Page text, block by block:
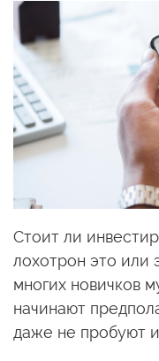
Стоит ли
лохотрон это или
многих новичков
начинают
даже не пробуют